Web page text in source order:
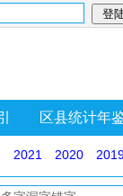
区县统计年
2021 2020